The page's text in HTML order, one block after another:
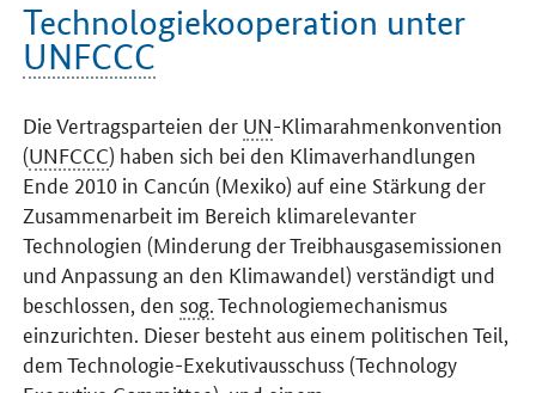
Technologiekooperation unter
UNFCCC
Die Vertragsparteien der UN-Klimarahmenkonvention
(UNFCCC) haben sich bei den Klimaverhandlungen
Ende 2010 in Cancún (Mexiko) auf eine Stärkung der
Zusammenarbeit im Bereich klimarelevanter
Technologien (Minderung der Treibhausgasemissionen
und Anpassung an den Klimawandel) verständigt und
beschlossen, den sog.Technologiemechanismus
einzurichten. Dieser besteht aus einem politischen Teil,
dem Technologie-Exekutivausschuss (Technology